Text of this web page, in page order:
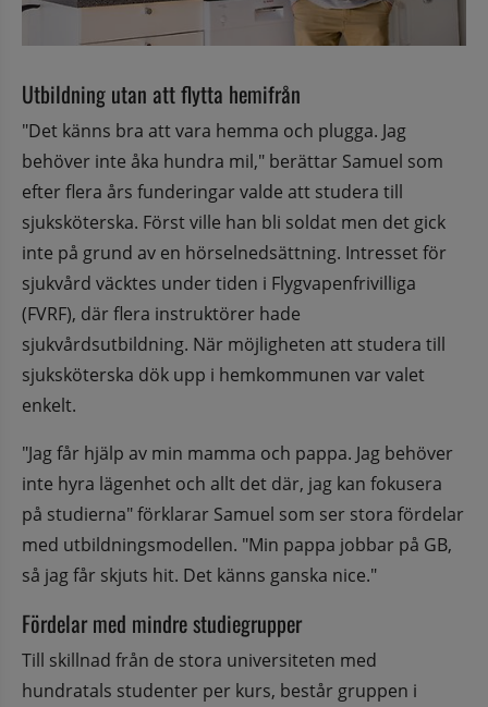
Utbildning utan att flytta hemifrån
"Det känns bra att vara hemma och plugga. Jag
behöver inte åka hundra mil," berättar Samuel som
efter flera års funderingar valde att studera till
sjuksköterska. Först ville han bli soldat men det gick
inte på grund av en hörselnedsättning. Intresset för
sjukvård väcktes under tiden i Flygvapenfrivilliga
(FVRF), där flera instruktörer hade
sjukvårdsutbildning. När möjligheten att studera till
sjuksköterska dök upp i hemkommunen var valet
enkelt.
"Jag får hjälp av min mamma och pappa. Jag behöver
inte hyra lägenhet och allt det där, jag kan fokusera
på studierna" förklarar Samuel som ser stora fördelar
med utbildningsmodellen. "Min pappa jobbar på GB,
så jag får skjuts hit. Det känns ganska nice."
Fördelar med mindre studiegrupper
Till skillnad från de stora universiteten med
hundratals studenter per kurs, består gruppen i